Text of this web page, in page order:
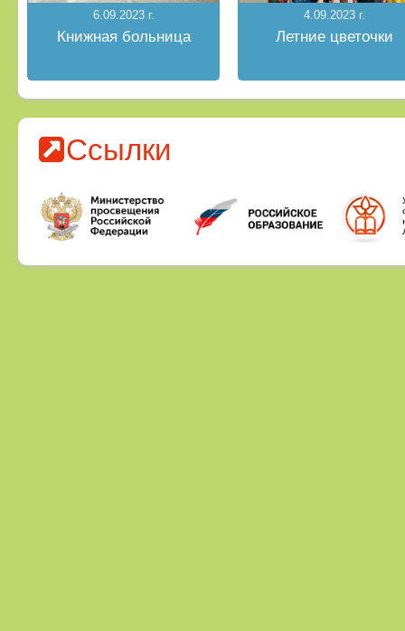
6.09.2023 г.
Книжная больница
4.09.2023 г.
Летние цветочки
Ссылки